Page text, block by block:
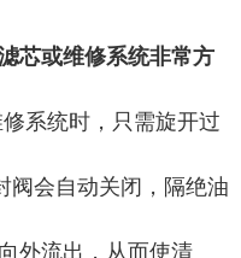
芯或维修系统非常方
系统时，只需旋开过
阀会自动关闭，隔绝油
外流出，从而使清